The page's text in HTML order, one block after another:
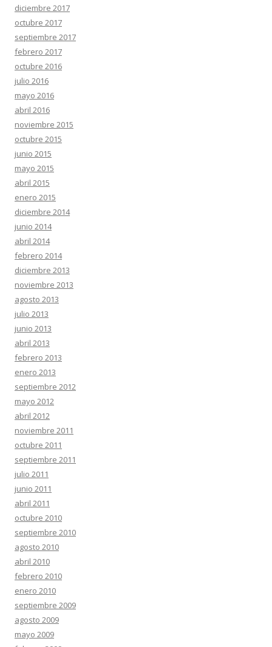
diciembre 2017
octubre 2017
septiembre 2017
febrero 2017
octubre 2016
julio 2016
mayo 2016
abril 2016
noviembre 2015
octubre 2015
junio 2015
mayo 2015
abril 2015
enero 2015
diciembre 2014
junio 2014
abril 2014
febrero 2014
diciembre 2013
noviembre 2013
agosto 2013
julio 2013
junio 2013
abril 2013
febrero 2013
enero 2013
septiembre 2012
mayo 2012
abril 2012
noviembre 2011
octubre 2011
septiembre 2011
julio 2011
junio 2011
abril 2011
octubre 2010
septiembre 2010
agosto 2010
abril 2010
febrero 2010
enero 2010
septiembre 2009
agosto 2009
mayo 2009